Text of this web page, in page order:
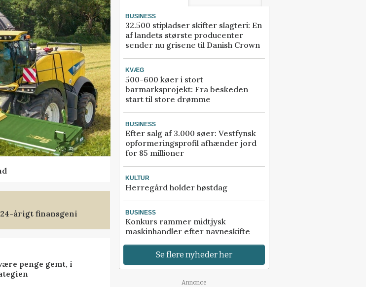
årigt finansgeni
penge gemt, i
BUSINESS
32.500 stipladser skifter slagteri: En
af landets største producenter
sender nu grisene til Danish Crown
KVÆG
500-600 køer i stort
barmarksprojekt: Fra beskeden
start til store drømme
BUSINESS
Efter salg af 3.000 søer: Vestfynsk
opformeringsprofil afhænder jord
for 85 millioner
KULTUR
Herregård holder høstdag
BUSINESS
Konkurs rammer midtjysk
maskinhandler efter navneskifte
Se flere nyheder her
Annonce